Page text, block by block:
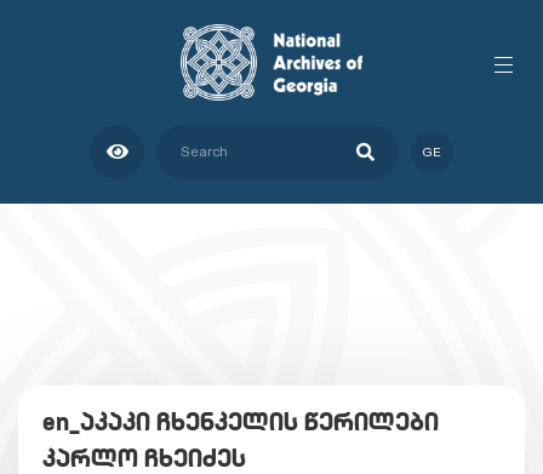
GE
en_აკაკი ჩხენკელის წერილები
კარლო ჩხეიძეს